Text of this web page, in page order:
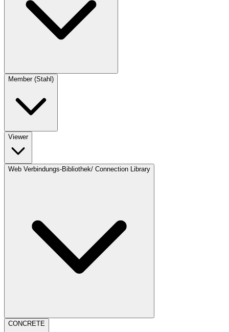
Member (Stahl)
Viewer
Web Verbindungs-Bibliothek/ Connection Library
CONCRETE